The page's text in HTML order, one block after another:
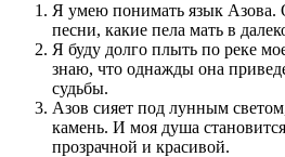
Я умею понимать язык Азова.
песни, какие пела мать в
Я буду долго плыть по реке
знаю, что однажды она
судьбы.
Азов сияет под лунным
камень. И моя душа
прозрачной и красивой.